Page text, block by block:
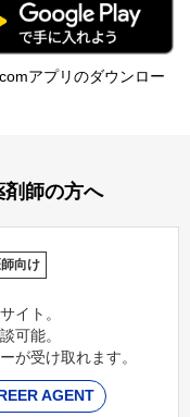
アプリのダウンロー
師の方へ
師向け
イト。
可能。
が受け取れます。
AGENT